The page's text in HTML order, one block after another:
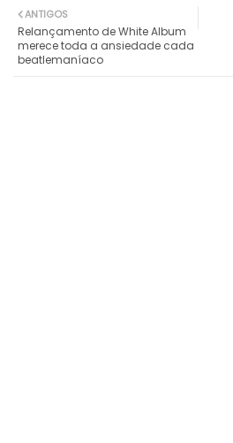
ANTIGOS
Relançamento de White Album
merece toda a ansiedade cada
beatlemaníaco